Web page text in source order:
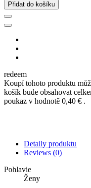
Přidat do košíku
redeem
Koupí tohoto produktu
košík bude obsahovat
poukaz v hodnotě 0,40 € .
Detaily produktu
Reviews (0)
Pohlavie
Ženy